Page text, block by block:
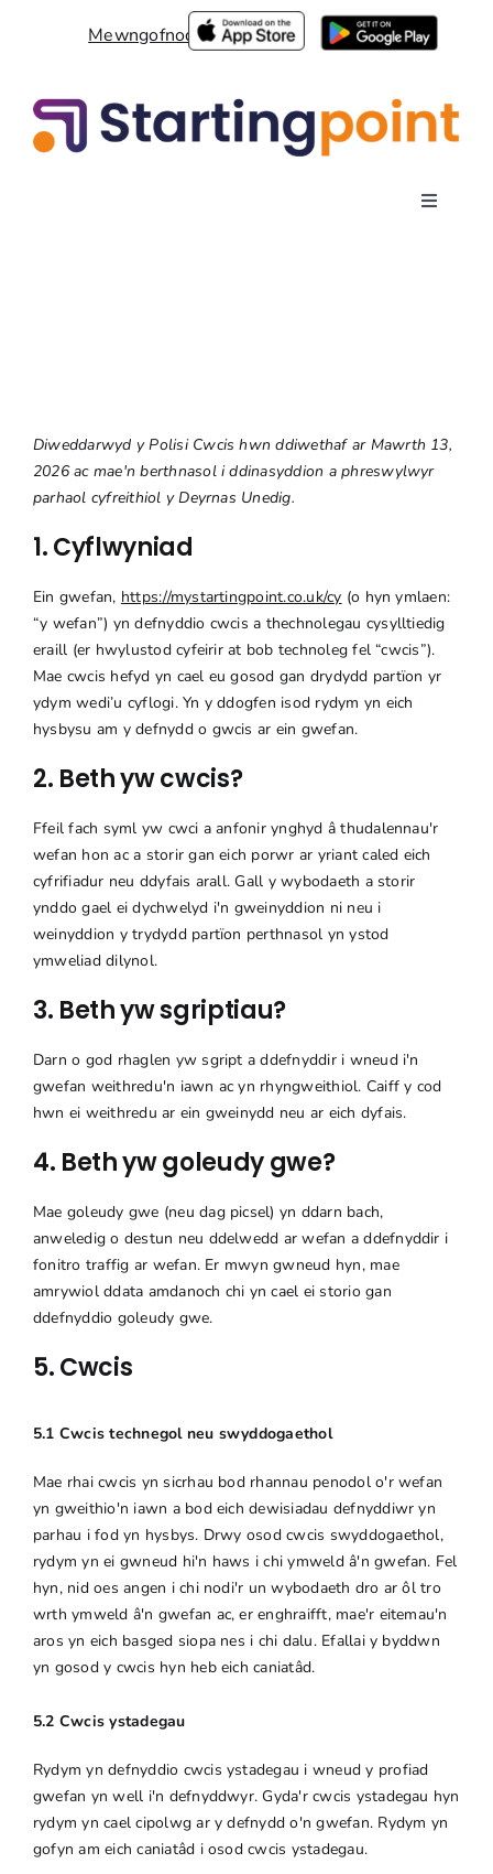
Mewngofnodi
Toggle
Cysylltwch
Archebwch Demo
Diweddarwyd y Polisi Cwcis hwn ddiwethaf ar Mawrth 13,
2026 ac mae'n berthnasol i ddinasyddion a phreswylwyr
parhaol cyfreithiol y Deyrnas Unedig.
1. Cyflwyniad
Ein gwefan, https://mystartingpoint.co.uk/cy (o hyn ymlaen:
“y wefan”) yn defnyddio cwcis a thechnolegau cysylltiedig
eraill (er hwylustod cyfeirir at bob technoleg fel “cwcis”).
Mae cwcis hefyd yn cael eu gosod gan drydydd partïon yr
ydym wedi’u cyflogi. Yn y ddogfen isod rydym yn eich
hysbysu am y defnydd o gwcis ar ein gwefan.
2. Beth yw cwcis?
Ffeil fach syml yw cwci a anfonir ynghyd â thudalennau'r
wefan hon ac a storir gan eich porwr ar yriant caled eich
cyfrifiadur neu ddyfais arall. Gall y wybodaeth a storir
ynddo gael ei dychwelyd i'n gweinyddion ni neu i
weinyddion y trydydd partïon perthnasol yn ystod
ymweliad dilynol.
3. Beth yw sgriptiau?
Darn o god rhaglen yw sgript a ddefnyddir i wneud i'n
gwefan weithredu'n iawn ac yn rhyngweithiol. Caiff y cod
hwn ei weithredu ar ein gweinydd neu ar eich dyfais.
4. Beth yw goleudy gwe?
Mae goleudy gwe (neu dag picsel) yn ddarn bach,
anweledig o destun neu ddelwedd ar wefan a ddefnyddir i
fonitro traffig ar wefan. Er mwyn gwneud hyn, mae
amrywiol ddata amdanoch chi yn cael ei storio gan
ddefnyddio goleudy gwe.
5. Cwcis
5.1 Cwcis technegol neu swyddogaethol
Mae rhai cwcis yn sicrhau bod rhannau penodol o'r wefan
yn gweithio'n iawn a bod eich dewisiadau defnyddiwr yn
parhau i fod yn hysbys. Drwy osod cwcis swyddogaethol,
rydym yn ei gwneud hi'n haws i chi ymweld â'n gwefan. Fel
hyn, nid oes angen i chi nodi'r un wybodaeth dro ar ôl tro
wrth ymweld â'n gwefan ac, er enghraifft, mae'r eitemau'n
aros yn eich basged siopa nes i chi dalu. Efallai y byddwn
yn gosod y cwcis hyn heb eich caniatâd.
5.2 Cwcis ystadegau
Rydym yn defnyddio cwcis ystadegau i wneud y profiad
gwefan yn well i'n defnyddwyr. Gyda'r cwcis ystadegau hyn
rydym yn cael cipolwg ar y defnydd o'n gwefan. Rydym yn
gofyn am eich caniatâd i osod cwcis ystadegau.